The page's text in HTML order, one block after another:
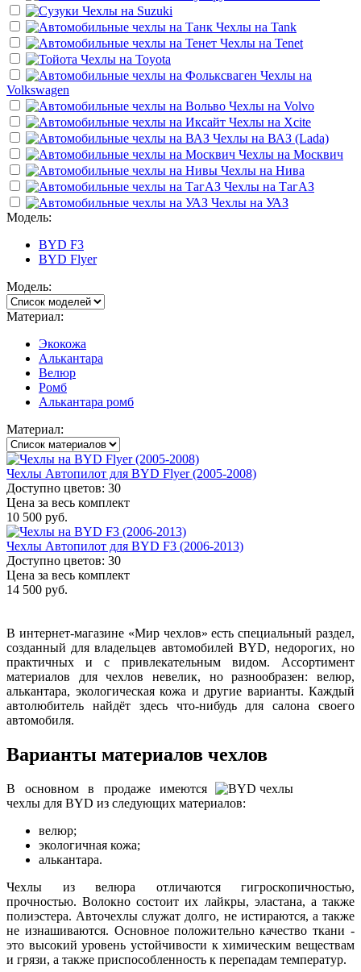
Чехлы на Suzuki
Чехлы на Tank
Чехлы на Tenet
Чехлы на Toyota
Чехлы на
Volkswagen
Чехлы на Volvo
Чехлы на Xcite
Чехлы на ВАЗ (Lada)
Чехлы на Москвич
Чехлы на Нива
Чехлы на ТагАЗ
Чехлы на УАЗ
Модель:
BYD F3
BYD Flyer
Модель:
Материал:
Экокожа
Алькантара
Велюр
Ромб
Алькантара ромб
Материал:
Чехлы Автопилот для BYD Flyer (2005-2008)
Доступно цветов: 30
Цена за весь комплект
10 500 руб.
Чехлы Автопилот для BYD F3 (2006-2013)
Доступно цветов: 30
Цена за весь комплект
14 500 руб.
В интернет-магазине «Мир чехлов» есть специальный раздел,
созданный для владельцев автомобилей BYD, недорогих, но
практичных и с привлекательным видом. Ассортимент
материалов для чехлов невелик, но разнообразен: велюр,
алькантара, экологическая кожа и другие варианты. Каждый
автолюбитель найдёт здесь что-нибудь для салона своего
автомобиля.
Варианты материалов чехлов
В основном в продаже имеются
чехлы для BYD из следующих материалов:
велюр;
экологичная кожа;
алькантара.
Чехлы из велюра отличаются гигроскопичностью,
прочностью. Волокно состоит их лайкры, эластана, а также
полиэстера. Авточехлы служат долго, не истираются, а также
не изнашиваются. Основное положительно качество ткани -
это высокий уровень устойчивости к химическим веществам
и грязи, а также приспособленность к перепадам температур.